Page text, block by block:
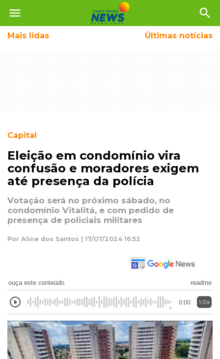
menu search
Mais lidas Últimas notícias
Capital
Eleição em condomínio vira
confusão e moradores exigem
até presença da polícia
Votação será no próximo sábado, no
condomínio Vitalitá, e com pedido de
presença de policiais militares
Por Aline dos Santos | 17/07/2024 16:52
ouça este conteúdo readme
0:00 1.0x